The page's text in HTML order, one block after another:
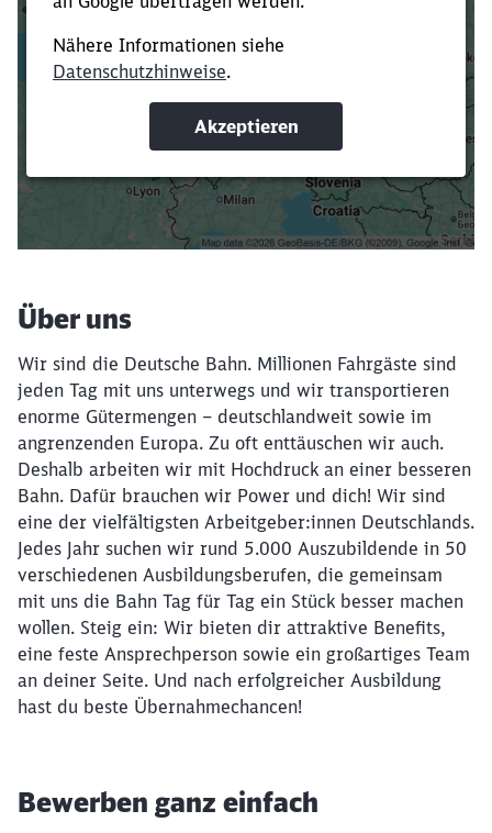
Verkürze die Ladezeit, indem du Suchbegriffe
oder Filter hinzufügst.
Suchbegriffe eingeben
Filter setzen
Über uns
Wir sind die Deutsche Bahn. Millionen Fahrgäste sind
jeden Tag mit uns unterwegs und wir transportieren
enorme Gütermengen – deutschlandweit sowie im
angrenzenden Europa. Zu oft enttäuschen wir auch.
Deshalb arbeiten wir mit Hochdruck an einer besseren
Bahn. Dafür brauchen wir Power und dich! Wir sind
eine der vielfältigsten Arbeitgeber:innen Deutschlands.
Jedes Jahr suchen wir rund 5.000 Auszubildende in 50
verschiedenen Ausbildungsberufen, die gemeinsam
mit uns die Bahn Tag für Tag ein Stück besser machen
wollen. Steig ein: Wir bieten dir attraktive Benefits,
eine feste Ansprechperson sowie ein großartiges Team
an deiner Seite. Und nach erfolgreicher Ausbildung
hast du beste Übernahmechancen!
Bewerben ganz einfach